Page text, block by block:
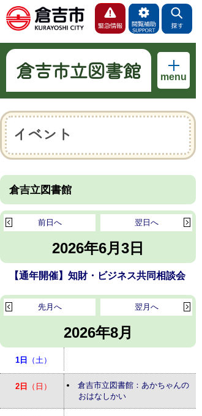
倉吉市立図書館 menu
イベント
倉吉立図書館
2026年6月3日
翌日へ
前日へ
【通年開催】知財・ビジネス共同相談会
2026年8月
翌月へ
先月へ
1日 （土）
2日 （日）
倉吉市立図書館：あかちゃんの
おはなしかい